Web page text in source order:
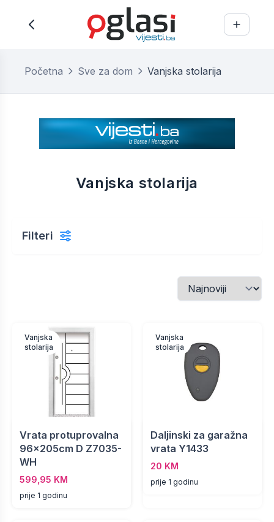
Početna Sve za dom Vanjska stolarija
Vanjska stolarija
Filteri
Vanjska
stolarija
Vrata protuprovalna
96x205cm D Z7035-
WH
599,95 KM
prije 1 godinu
Vanjska
stolarija
Daljinski za garažna
vrata Y1433
20 KM
prije 1 godinu